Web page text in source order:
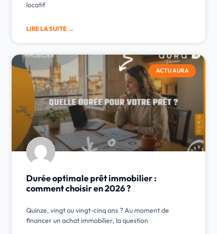
locatif
LIRE LA SUITE →
ACTU AURA
Durée optimale prêt immobilier :
comment choisir en 2026 ?
Quinze, vingt ou vingt-cinq ans ? Au moment de
financer un achat immobilier, la question